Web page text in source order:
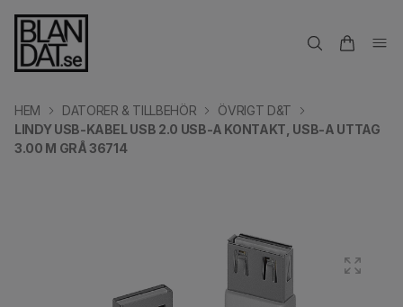
HEM DATORER & TILLBEHÖR
ÖVRIGT D&T
LINDY USB-KABEL USB 2.0 USB-A KONTAKT, USB-A UTTAG
3.00 M GRÅ 36714